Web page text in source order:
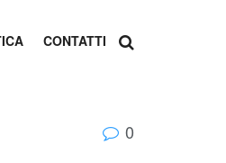
CONTATTI
0